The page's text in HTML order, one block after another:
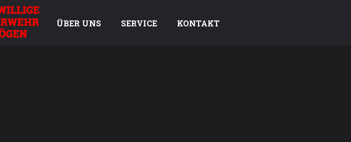
ÜBER UNS SERVICE KONTAKT